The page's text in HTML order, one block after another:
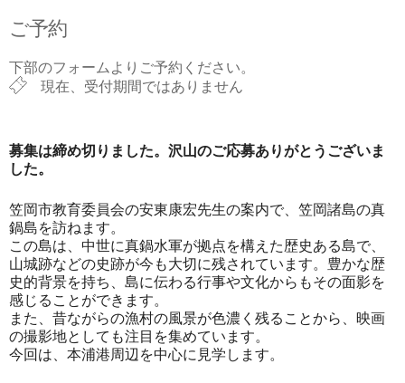
ご予約
下部のフォームよりご予約ください。
現在、受付期間ではありません
募集は締め切りました。沢山のご応募ありがとうございま
した。
笠岡市教育委員会の安東康宏先生の案内で、笠岡諸島の真
鍋島を訪ねます。
この島は、中世に真鍋水軍が拠点を構えた歴史ある島で、
山城跡などの史跡が今も大切に残されています。豊かな歴
史的背景を持ち、島に伝わる行事や文化からもその面影を
感じることができます。
また、昔ながらの漁村の風景が色濃く残ることから、映画
の撮影地としても注目を集めています。
今回は、本浦港周辺を中心に見学します。